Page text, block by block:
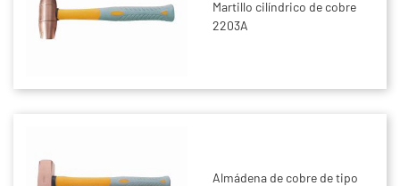
Martillo cilíndrico de cobre
2203A
Almádena de cobre de tipo